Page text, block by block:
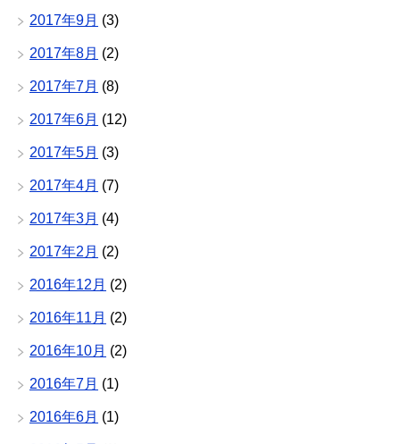
2017年9月 (3)
2017年8月 (2)
2017年7月 (8)
2017年6月 (12)
2017年5月 (3)
2017年4月 (7)
2017年3月 (4)
2017年2月 (2)
2016年12月 (2)
2016年11月 (2)
2016年10月 (2)
2016年7月 (1)
2016年6月 (1)